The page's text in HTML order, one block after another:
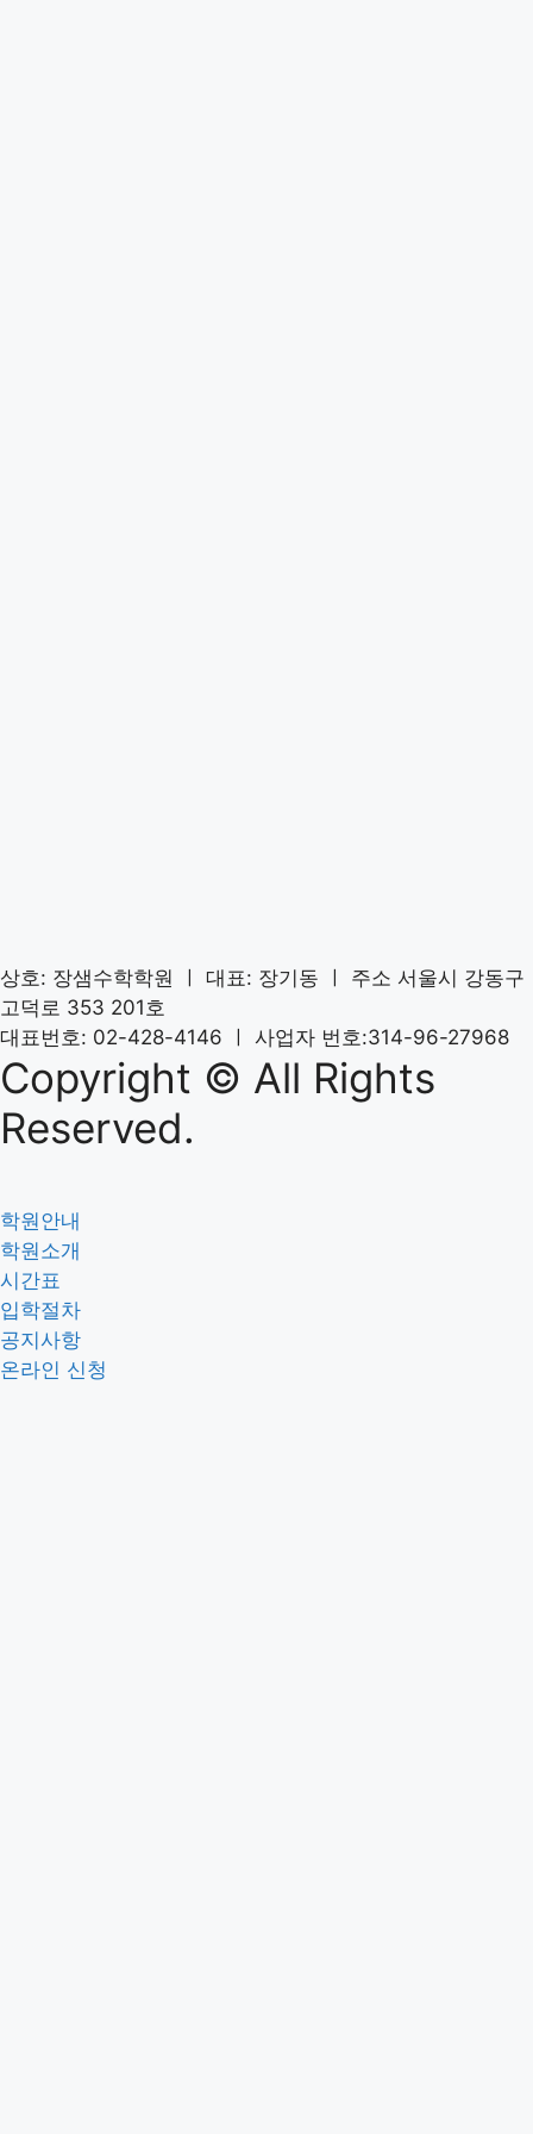
상호: 장샘수학학원 ㅣ 대표: 장기동 ㅣ 주소 서울시 강동구
고덕로 353 201호
대표번호: 02-428-4146 ㅣ 사업자 번호:314-96-27968
Copyright © All Rights
Reserved.
학원안내
학원소개
시간표
입학절차
공지사항
온라인 신청